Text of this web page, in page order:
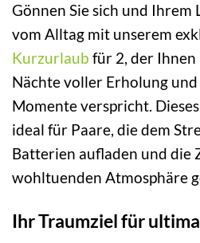
Gönnen Sie sich und Ihrem
vom Alltag mit unserem
Kurzurlaub für 2, der Ihnen
Nächte voller Erholung
Momente verspricht.
ideal für Paare, die dem
Batterien aufladen und die
wohltuenden Atmosphäre
Ihr Traumziel für